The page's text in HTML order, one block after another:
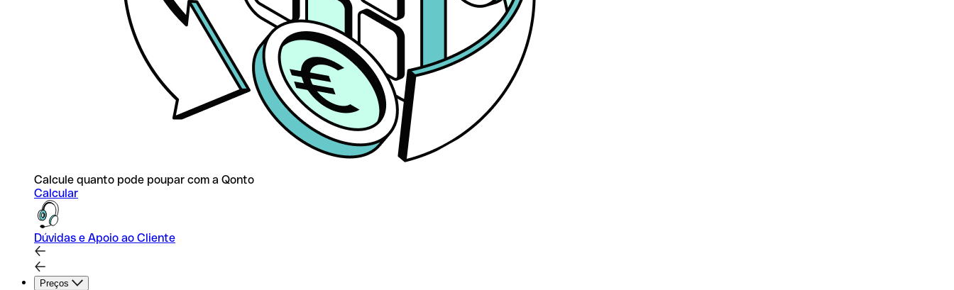
Calcule quanto pode poupar com a Qonto
Calcular
Dúvidas e Apoio ao Cliente
Preços